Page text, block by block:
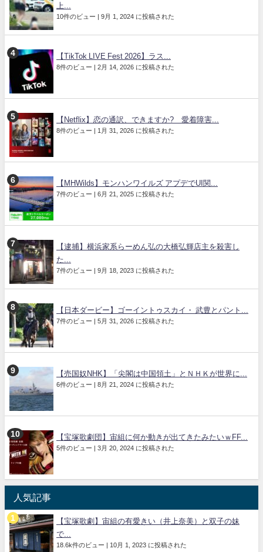
上...
10件のビュー | 9月 1, 2024 に投稿された
【TikTok LIVE Fest 2026】ラス...
8件のビュー | 2月 14, 2026 に投稿された
【Netflix】恋の通訳、できますか? 愛着障害...
8件のビュー | 1月 31, 2026 に投稿された
【MHWilds】モンハンワイルズ アプデでUI関...
7件のビュー | 6月 21, 2025 に投稿された
【逮捕】横浜家系らーめん弘の大橋弘輝店主を殺害し
た...
7件のビュー | 9月 18, 2023 に投稿された
【日本ダービー】ゴーイントゥスカイ・ 武豊とパント...
7件のビュー | 5月 31, 2026 に投稿された
【売国奴NHK】「尖閣は中国領土」とＮＨＫが世界に...
6件のビュー | 8月 21, 2024 に投稿された
【宝塚歌劇団】宙組に何か動きが出てきたみたいｗFF...
5件のビュー | 3月 20, 2024 に投稿された
人気記事
【宝塚歌劇】宙組の有愛きい（井上奈美）と双子の妹
で...
18.6k件のビュー | 10月 1, 2023 に投稿された